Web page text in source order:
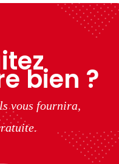
bien ?
vous fournira,